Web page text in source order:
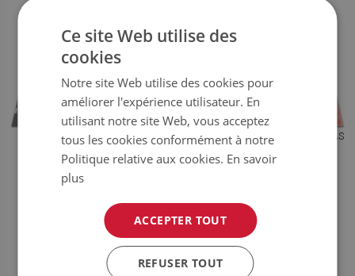
TAPIS VINYLE TRAVERSER
ACHETER
MAINTENANT
TAPIS VINYLE EMPREINTES DE PAS
ACHETER
MAINTENANT
Ce site Web utilise des
cookies
Notre site Web utilise des cookies pour
améliorer l'expérience utilisateur. En
utilisant notre site Web, vous acceptez
tous les cookies conformément à notre
Politique relative aux cookies. En savoir
plus
ACCEPTER TOUT
REFUSER TOUT